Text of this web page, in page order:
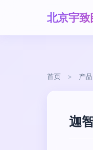
北京宇致
首页 > 产
迦